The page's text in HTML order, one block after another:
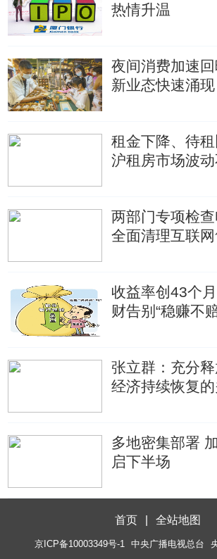
热情升温
夜间消费加速回
新业态快速涌现
租金下降、待
沪租房市场波
两部门专项检
全面清理互联
收益率创43个
财告别“稳赚不
张立群：充分
经济持续恢复
多地密集部署
启下半场
首页 全站地图
京ICP备10003349号-1 中央广播电视总台